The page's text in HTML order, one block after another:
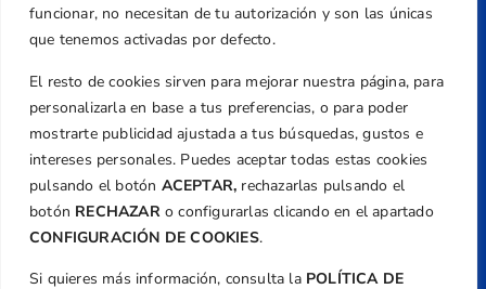
funcionar, no necesitan de tu autorización y son las únicas
que tenemos activadas por defecto.
El resto de cookies sirven para mejorar nuestra página, para
personalizarla en base a tus preferencias, o para poder
mostrarte publicidad ajustada a tus búsquedas, gustos e
intereses personales. Puedes aceptar todas estas cookies
pulsando el botón ACEPTAR, rechazarlas pulsando el
botón RECHAZARo configurarlas clicando en el apartado
CONFIGURACIÓN DE COOKIES.
Si quieres más información, consulta la POLÍTICA DE
Email
federacion@golfcv.com
Aviso Legal
Política de Privacidad
Transparencia
Normativa
Federación